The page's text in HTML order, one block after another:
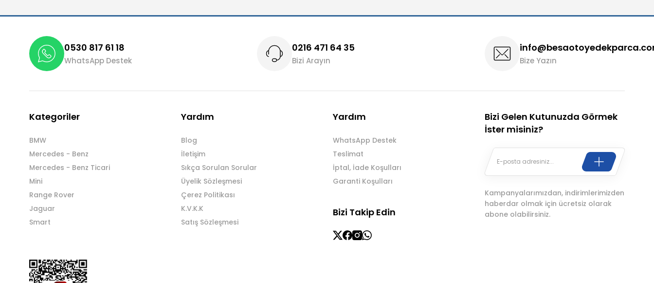
Gönder
0530 817 61 18
WhatsApp Destek
0216 471 64 35
Bizi Arayın Bize Yazın
Kategoriler
BMW
Mercedes - Benz
Mercedes - Benz Ticari
Mini
Range Rover
Jaguar
Smart
Yardım
Blog
İletişim
Sıkça Sorulan Sorular
Üyelik Sözleşmesi
Çerez Politikası
K.V.K.K
Satış Sözleşmesi
Yardım
WhatsApp Destek
Teslimat
İptal, İade Koşulları
Garanti Koşulları
Bizi Takip Edin
Bizi Gelen Kutunuzda Görmek
İster misiniz?
Kampanyalarımızdan, indirimlerimizden
haberdar olmak için ücretsiz olarak
abone olabilirsiniz.